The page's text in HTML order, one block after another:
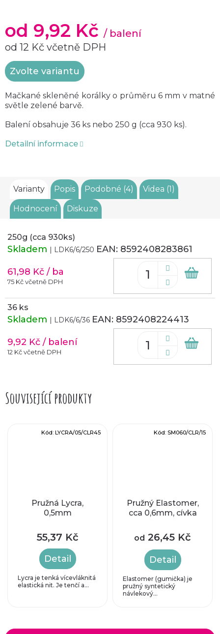
od 9,92 Kč / balení
od 12 Kč včetně DPH
Měrná
cena:
Zvolte variantu
Mačkané skleněné korálky o průměru 6 mm v matné
světle zelené barvě.
Balení obsahuje 36 ks nebo 250 g (cca 930 ks).
Detailní informace
Varianty Popis Podobné (4) Videa (1)
Hodnocení Diskuze
250g (cca 930ks)
Skladem | LDK6/6/250 EAN: 8592408283861
61,98 Kč / ba
75 Kč včetně DPH
36 ks
Skladem | LDK6/6/36 EAN: 8592408224413
9,92 Kč / balení
12 Kč včetně DPH
Související produkty
Pružná Lycra,
0,5mm
55,37 Kč
Detail
Lycra je tenká vícevláknitá
elastická nit. Je tenčí a...
Kód: LYCRA/05/CLR45
Pružný Elastomer,
cca 0,6mm, cívka
od 26,45 Kč
Detail
Elastomer (gumička) je
pružný syntetický
návlekový...
Kód: SM060/CLR/15